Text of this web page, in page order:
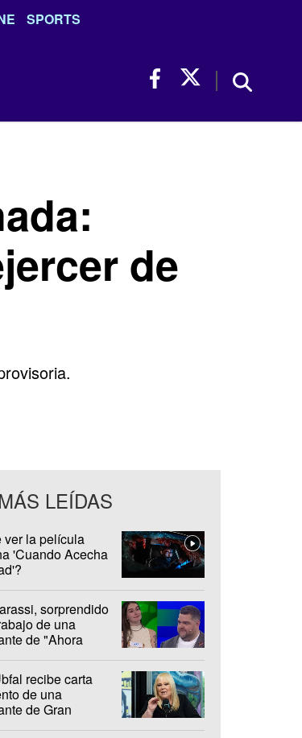
SPORTS
de
LEÍDAS
ver la película
'Cuando Acecha
sorprendido
de una
de "Ahora
recibe carta
de una
de Gran